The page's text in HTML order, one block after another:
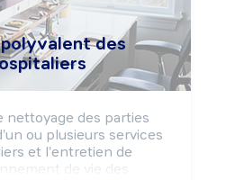
des
nettoyage des parties
ou plusieurs services
et l'entretien de
de vie des